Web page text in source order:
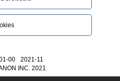
00
2021-11
INC. 2021